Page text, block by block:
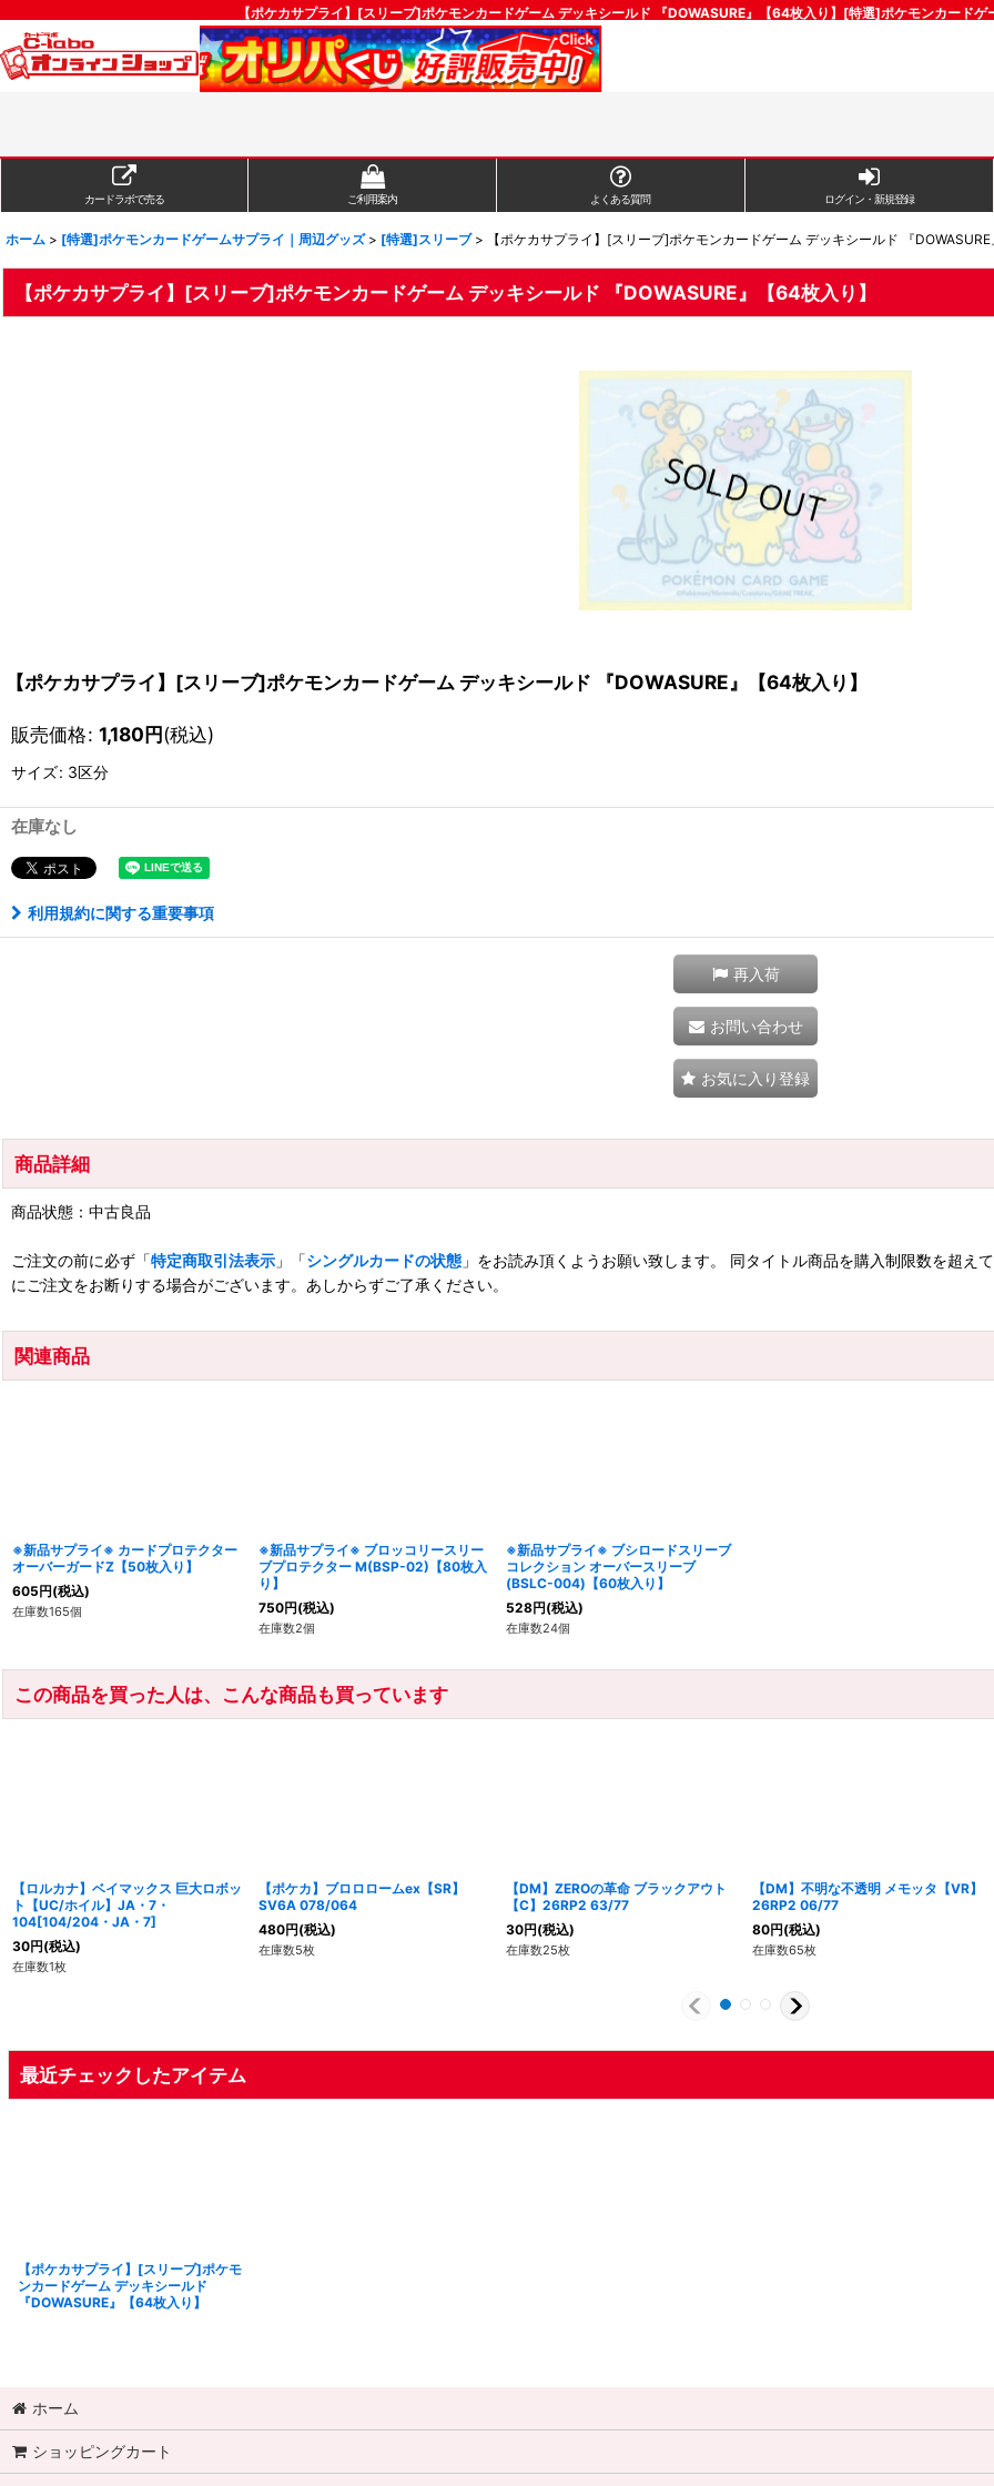
【ポケカサプライ】[スリーブ]ポケモンカードゲーム デッキシールド 『DOWASURE』【64枚入り】[特選]ポケモンカード
カードラボで売る ご利用案内 よくある質問 ログイン・新規登録
ホーム > [特選]ポケモンカードゲームサプライ｜周辺グッズ > [特選]スリーブ > 【ポケカサプライ】[スリーブ]ポケモンカードゲーム デッキシールド 『
【ポケカサプライ】[スリーブ]ポケモンカードゲーム デッキシールド 『DOWASURE』【64枚入り】
【ポケカサプライ】[スリーブ]ポケモンカードゲーム デッキシールド 『DOWASURE』【64枚入り】
販売価格: 1,180円(税込)
サイズ: 3区分
在庫なし
利用規約に関する重要事項
再入荷
お問い合わせ
お気に入り登録
商品詳細
商品状態：中古良品
ご注文の前に必ず「特定商取引法表示 」「シングルカードの状態 」をお読み頂くようお願い致します。 同タイトル商品を購入制限数を超
にご注文をお断りする場合がございます。あしからずご了承ください。
関連商品
※新品サプライ※ カードプロテクター
オーバーガードZ【50枚入り】
605円(税込)
在庫数165個
※新品サプライ※ ブロッコリースリー
ブプロテクター M(BSP-02)【80枚入
り】
750円(税込)
在庫数2個
※新品サプライ※ ブシロードスリーブ
コレクション オーバースリーブ
(BSLC-004)【60枚入り】
528円(税込)
在庫数24個
この商品を買った人は、こんな商品も買っています
【ロルカナ】ベイマックス 巨大ロボッ
ト【UC/ホイル】JA・7・
104[104/204・JA・7]
30円(税込)
在庫数1枚
【ポケカ】ブロロロームex【SR】
SV6A 078/064
480円(税込)
在庫数5枚
【DM】ZEROの革命 ブラックアウト
【C】26RP2 63/77
30円(税込)
在庫数25枚
【DM】不明な不透明 メモッタ【VR】
26RP2 06/77
80円(税込)
在庫数65枚
最近チェックしたアイテム
【ポケカサプライ】[スリーブ]ポケモ
ンカードゲーム デッキシールド
『DOWASURE』【64枚入り】
ホーム
ショッピングカート